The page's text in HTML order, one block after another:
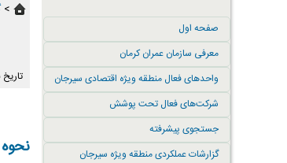
صفحه اول
معرفی سازمان عمران کرمان
واحدهای فعال منطقه ویژه اقتصادی سیرجان
شرکت‌های فعال تحت پوشش
جستجوی پیشرفته
گزارشات عملکردی منطقه ویژه سیرجان
>
تاریخ نشر: